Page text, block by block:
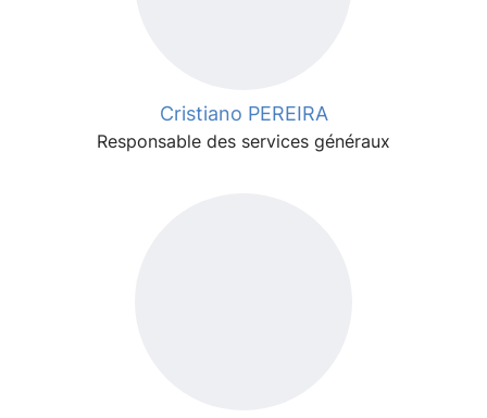
Cristiano PEREIRA
Responsable des services généraux